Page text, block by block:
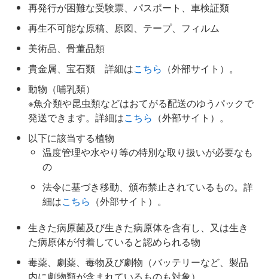
再発行が困難な受験票、パスポート、車検証類
再生不可能な原稿、原図、テープ、フィルム
美術品、骨董品類
貴金属、宝石類 詳細はこちら （外部サイト）。
動物（哺乳類）
※魚介類や昆虫類などはおてがる配送のゆうパックで
発送できます。詳細はこちら （外部サイト）。
以下に該当する植物
温度管理や水やり等の特別な取り扱いが必要なも
の
法令に基づき移動、頒布禁止されているもの。詳
細はこちら （外部サイト）。
生きた病原菌及び生きた病原体を含有し、又は生き
た病原体が付着していると認められる物
毒薬、劇薬、毒物及び劇物（バッテリーなど、製品